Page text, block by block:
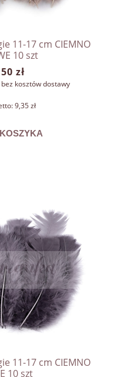
11-17 cm CIEMNO
10 szt
zł
kosztów dostawy
9,35 zł
11-17 cm CIEMNO
10 szt